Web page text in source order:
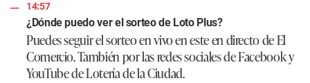
14:57
¿Dónde puedo ver el sorteo de Loto Plus?
Puedes seguir el sorteo en vivo en este en directo de El
Comercio. También por las redes sociales de Facebook y
YouTube de Lotería de la Ciudad.